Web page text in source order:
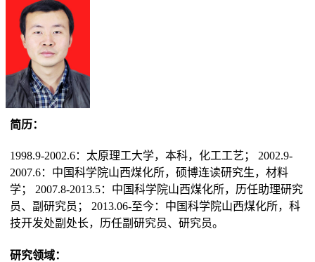
简历：
1998.9-2002.6：太原理工大学，本科，化工工艺； 2002.9-
2007.6：中国科学院山西煤化所，硕博连读研究生，材料
学； 2007.8-2013.5：中国科学院山西煤化所，历任助理研究
员、副研究员； 2013.06-至今：中国科学院山西煤化所，科
技开发处副处长，历任副研究员、研究员。
研究领域：